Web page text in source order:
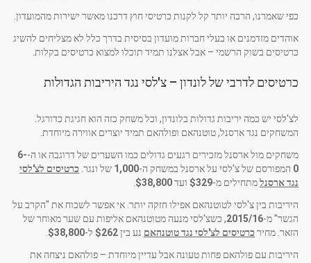
כפי שאמרנו, הרבה יותר קל לקנות כרטיסי חוץ דרכנו מאשר ישירות מהמועדון.
אוהדים מזדמנים או בעלי חברות מועדון בסיסית בדרך כלל לא מצליחים להשיג
כרטיסים בשוק הרשמי – אבל אצלנו תמיד תוכלו למצוא כרטיסים בקלות.
כרטיסים לדרבי של לונדון – צ'לסי נגד היריבות הגדולות
לצ'לסי יש כמה יריבות גדולות בלונדון, וכל משחק כזה הוא חגיגת כדורגל.
המשחקים נגד ארסנל, טוטנהאם ופולהאם תמיד יוצרים אווירה מיוחדת.
משחקים מול ארסנל מזכירים רגעים גדולים כמו השערים של דרוגבה או ה-6-
0 המפורסם של צ'לסי על ארסנל במשחק ה-1,000 של ונגר. כרטיסים לצ'לסי
נגד ארסנלמתחילים מ-$329 ועד$38,800
היריבות בין צ'לסי לטוטנהאם אפילו חזקה יותר. אי אפשר לשכוח את "הקרב על
הגשר" מ-2015/16, כשצ'לסי מנעה מטוטנהאם אליפות עם שער מאוחר של
הזאר. מחיר כרטיסים לצ'לסי נגד טוטנהאם נע בין$262 ל-$38,800
היריבות עם פולהאם פחות טעונה אבל עדיין מיוחדת – פולהאם ניצחה את